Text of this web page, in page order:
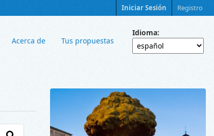
Iniciar Sesión Registro
Acerca de Tus propuestas
Idioma